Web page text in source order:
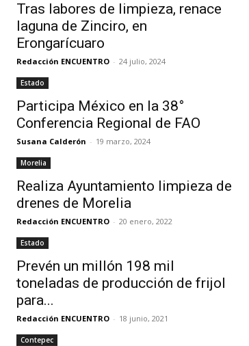
Tras labores de limpieza, renace
laguna de Zinciro, en
Erongarícuaro
Redacción ENCUENTRO - 24 julio, 2024
Estado
Participa México en la 38°
Conferencia Regional de FAO
Susana Calderón - 19 marzo, 2024
Morelia
Realiza Ayuntamiento limpieza de
drenes de Morelia
Redacción ENCUENTRO - 20 enero, 2022
Estado
Prevén un millón 198 mil
toneladas de producción de frijol
para...
Redacción ENCUENTRO - 18 junio, 2021
Contepec